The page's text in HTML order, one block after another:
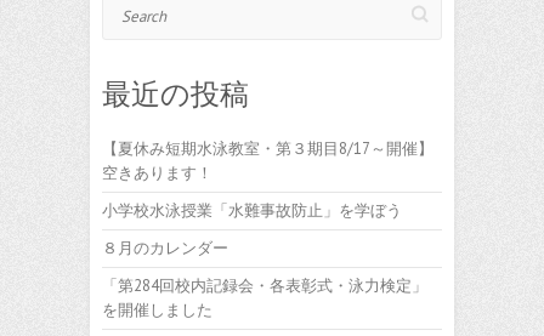
最近の投稿
【夏休み短期水泳教室・第３期目8/17～開催】
空きあります！
小学校水泳授業「水難事故防止」を学ぼう
８月のカレンダー
「第284回校内記録会・各表彰式・泳力検定」
を開催しました